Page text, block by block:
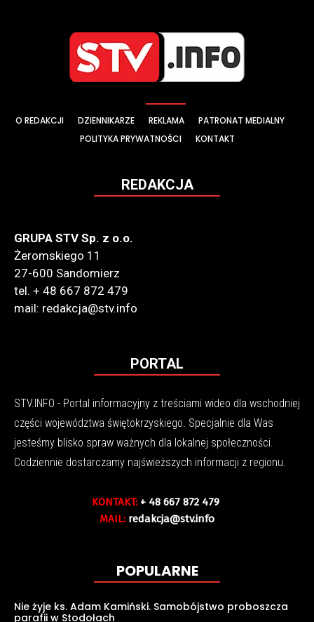
O REDAKCJI DZIENNIKARZE REKLAMA
PATRONAT MEDIALNY
POLITYKA PRYWATNOŚCI
KONTAKT
REDAKCJA
GRUPA STV Sp. z o.o.
Żeromskiego 11
27-600 Sandomierz
tel. + 48 667 872 479
mail: redakcja@stv.info
PORTAL
STV.INFO - Portal informacyjny z treściami wideo dla wschodniej
części województwa świętokrzyskiego. Specjalnie dla Was
jesteśmy blisko spraw ważnych dla lokalnej społeczności.
Codziennie dostarczamy najświeższych informacji z regionu.
KONTAKT: + 48 667 872 479
MAIL: redakcja@stv.info
POPULARNE
Nie żyje ks. Adam Kamiński. Samobójstwo proboszcza
parafii w Stodołach